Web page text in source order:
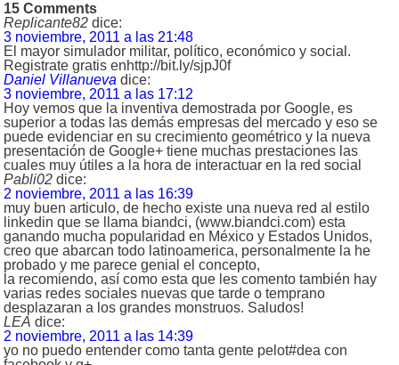
15 Comments
Replicante82 dice:
3 noviembre, 2011 a las 21:48
El mayor simulador militar, político, económico y social.
Registrate gratis enhttp://bit.ly/sjpJ0f
Daniel Villanueva dice:
3 noviembre, 2011 a las 17:12
Hoy vemos que la inventiva demostrada por Google, es
superior a todas las demás empresas del mercado y eso se
puede evidenciar en su crecimiento geométrico y la nueva
presentación de Google+ tiene muchas prestaciones las
cuales muy útiles a la hora de interactuar en la red social
Pabli02 dice:
2 noviembre, 2011 a las 16:39
muy buen articulo, de hecho existe una nueva red al estilo
linkedin que se llama biandci, (www.biandci.com) esta
ganando mucha popularidad en México y Estados Unidos,
creo que abarcan todo latinoamerica, personalmente la he
probado y me parece genial el concepto,
la recomiendo, así como esta que les comento también hay
varias redes sociales nuevas que tarde o temprano
desplazaran a los grandes monstruos. Saludos!
LEA dice:
2 noviembre, 2011 a las 14:39
yo no puedo entender como tanta gente pelot#dea con